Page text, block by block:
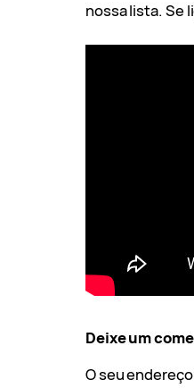
nossa lista. Se
Deixe um
O seu